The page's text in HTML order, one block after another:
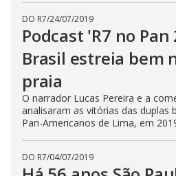
DO R7/24/07/2019
Podcast 'R7 no
Brasil estreia bem
praia
O narrador Lucas Pereira e a
analisaram as vitórias das duplas
Pan-Americanos de Lima, em
DO R7/04/07/2019